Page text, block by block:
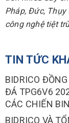
Pháp, Đức,
công nghệ tiệt
TIN TỨC
BIDRICO
ĐÁ TPG6V6
CÁC CHIẾN
BIDRICO VÀ